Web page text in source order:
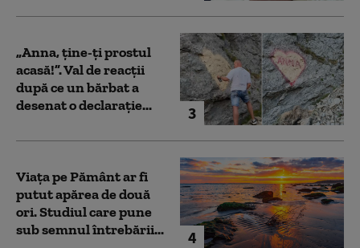
3
„Anna, ţine-ţi prostul
acasă!”. Val de reacții
după ce un bărbat a
desenat o declarație...
4
Viața pe Pământ ar fi
putut apărea de două
ori. Studiul care pune
sub semnul întrebării...